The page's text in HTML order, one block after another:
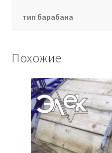
тип барабана
Похожие